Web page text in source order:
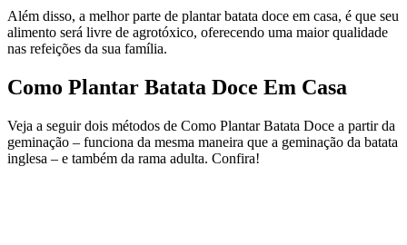
Além disso, a melhor parte de plantar batata doce em casa, é que seu
alimento será livre de agrotóxico, oferecendo uma maior qualidade
nas refeições da sua família.
Como Plantar Batata Doce Em Casa
Veja a seguir dois métodos de Como Plantar Batata Doce a partir da
geminação – funciona da mesma maneira que a geminação da batata
inglesa – e também da rama adulta. Confira!